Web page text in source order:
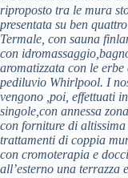
riproposto tra le mura
presentata su ben
Termale, con sauna
con
aromatizzata con le
pediluvio Whirlpool. I
vengono ,poi, effettuati
singole,con annessa
con forniture di
trattamenti di coppia
con cromoterapia e
all’esterno una